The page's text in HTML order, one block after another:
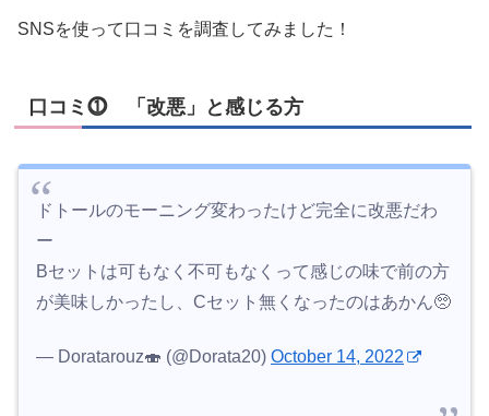
SNSを使って口コミを調査してみました！
口コミ⓵ 「改悪」と感じる方
ドトールのモーニング変わったけど完全に改悪だわ
ー
Bセットは可もなく不可もなくって感じの味で前の方
が美味しかったし、Cセット無くなったのはあかん🥺
— Doratarouz🍣 (@Dorata20) October 14, 2022